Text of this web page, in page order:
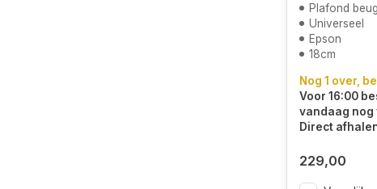
Plafond
Universeel
Epson
18cm
Nog 1 over,
Voor 16:00
vandaag nog
Direct
229,00